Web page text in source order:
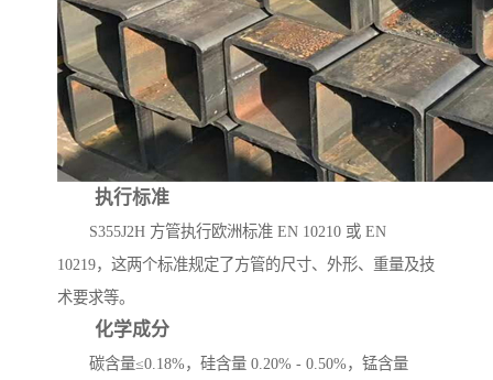
执行标准
S355J2H 方管执行欧洲标准 EN 10210 或 EN
10219，这两个标准规定了方管的尺寸、外形、重量及技
术要求等。
化学成分
碳含量≤0.18%，硅含量 0.20% - 0.50%，锰含量